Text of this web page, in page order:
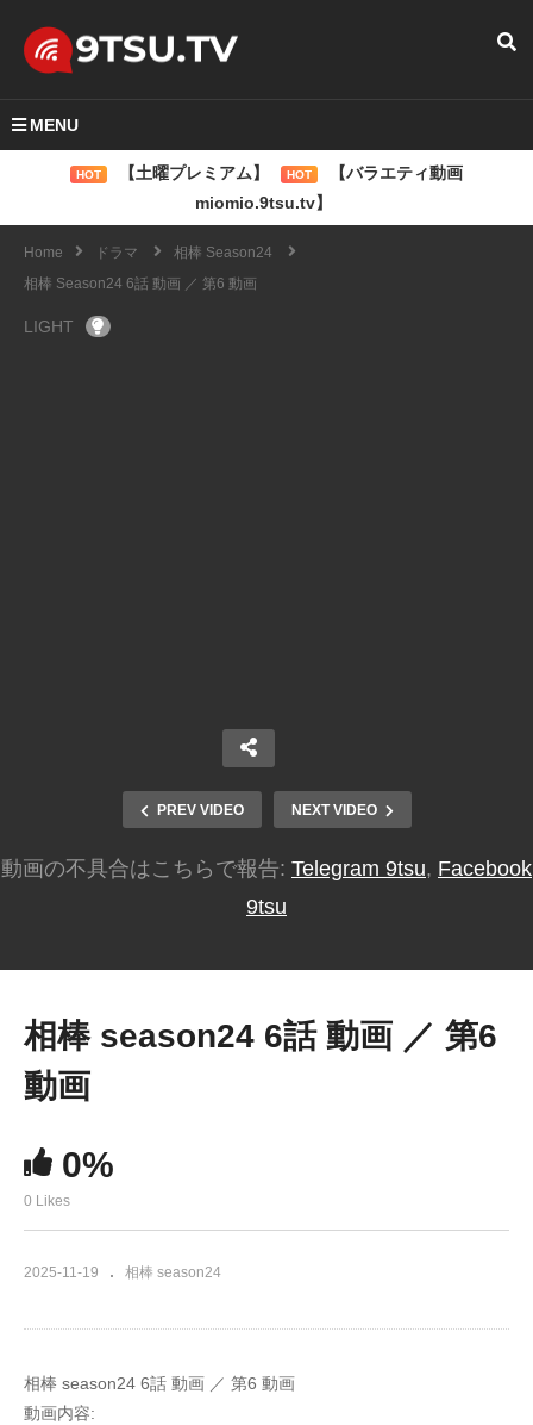
MENU
HOT 【土曜プレミアム】 HOT
【バラエティ動画
miomio.9tsu.tv】
Home ドラマ
相棒 Season24
相棒 Season24 6話 動画 ／ 第6 動画
LIGHT
PREV VIDEO NEXT VIDEO
動画の不具合はこちらで報告: Telegram 9tsu, Facebook
9tsu
相棒 season24 6話 動画 ／ 第6
動画
0%
0 Likes
2025-11-19 相棒 season24
相棒 season24 6話 動画 ／ 第6 動画
動画内容: